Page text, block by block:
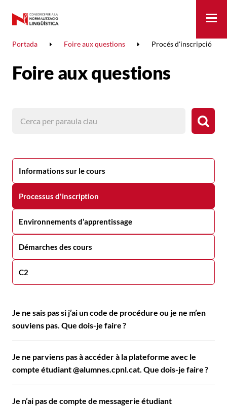
Portada Foire aux questions Procés d'inscripció
Foire aux questions
Informations sur le cours
Processus d'inscription
Environnements d’apprentissage
Démarches des cours
C2
Je ne sais pas si j’ai un code de procédure ou je ne m’en
souviens pas. Que dois-je faire ?
Je ne parviens pas à accéder à la plateforme avec le
compte étudiant @alumnes.cpnl.cat. Que dois-je faire ?
Je n’ai pas de compte de messagerie étudiant